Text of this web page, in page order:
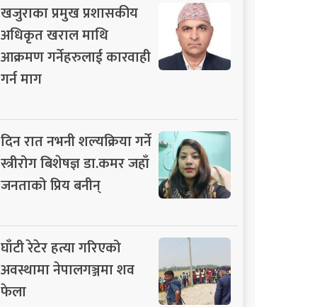
खजुराका प्रमुख प्रशासकीय
अधिकृत खराल माथि
आक्रमण गर्नेहरुलाई कारवाही
गर्न माग
दिन रात नभनी शल्यक्रिया गर्ने
स्त्रीरोग बिशेषज्ञ डा.कमर जहाँ
जनताको प्रिय बनीन्
घाँटी रेटेर हत्या गरिएको
अवस्थामा नेपालगञ्जमा शव
फेला